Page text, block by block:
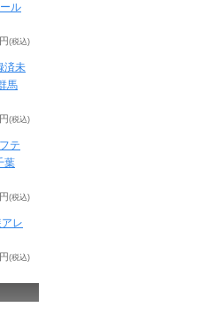
ル
(税込)
済未
馬
(税込)
テ
葉
(税込)
レ
(税込)